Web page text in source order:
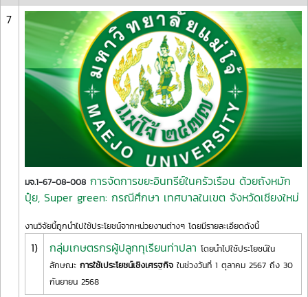
7
มจ.1-67-08-008 การจัดการขยะอินทรีย์ในครัวเรือน ด้วยถังหมัก
ปุ๋ย, Super green: กรณีศึกษา เทศบาลในเขต จังหวัดเชียงใหม่
งานวิจัยนี้ถูกนำไปใช้ประโยชน์จากหน่วยงานต่างๆ โดยมีรายละเอียดดังนี้
1) กลุ่มเกษตรกรผู้ปลูกทุเรียนท่าปลา โดยนำไปใช้ประโยชน์ใน
ลักษณะ การใช้เประโยชน์เชิงเศรฐกิจ ในช่วงวันที่ 1 ตุลาคม 2567 ถึง 30
กันยายน 2568